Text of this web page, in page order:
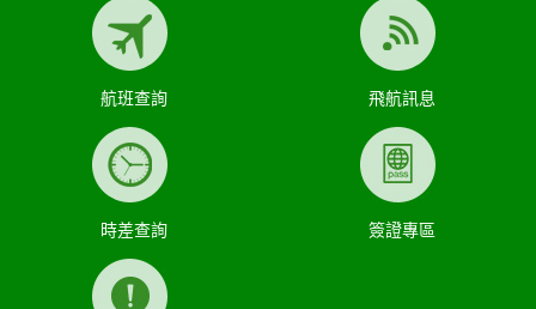
航班查詢 飛航訊息
時差查詢 簽證專區